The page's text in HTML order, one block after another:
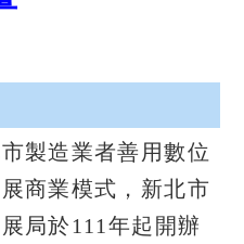
製造業者善用數位
商業模式，新北市
局於111年起開辦